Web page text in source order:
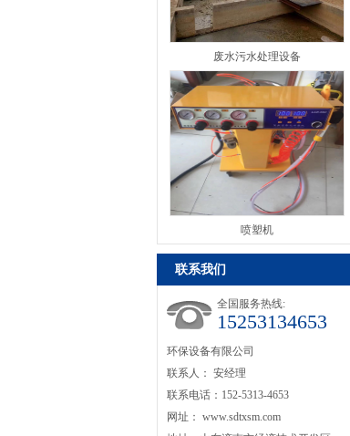
废水污水处理设备
喷塑机
联系我们
全国服务热线:
15253134653
环保设备有限公司
联系人： 安经理
联系电话：152-5313-4653
网址： www.sdtxsm.com